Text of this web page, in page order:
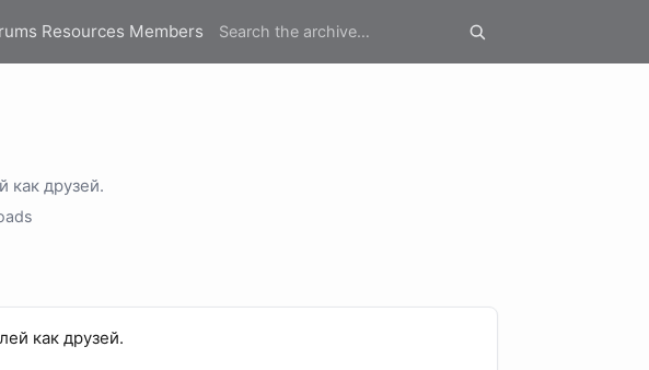
Resources Members
как друзей.
как друзей.